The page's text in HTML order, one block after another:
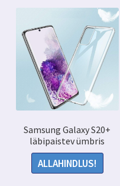
Samsung Galaxy S20+
läbipaistev ümbris
ALLAHINDLUS!